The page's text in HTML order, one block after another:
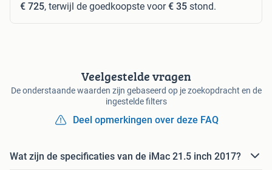
€ 725, terwijl de goedkoopste voor€ 35 stond.
Veelgestelde vragen
De onderstaande waarden zijn gebaseerd op je zoekopdracht en de
ingestelde filters
Deel opmerkingen over deze FAQ
Wat zijn de specificaties van de iMac 21.5 inch 2017?